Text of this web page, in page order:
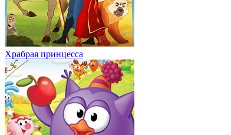
Храбрая принцесса